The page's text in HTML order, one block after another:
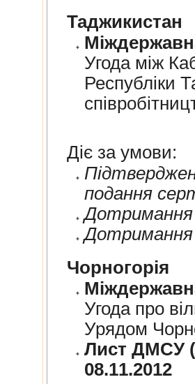
Таджикистан
Угода мiж
Республiки
Діє за умови:
подання
Дотримання
Дотримання
Чорногорія
Угода про
Урядом
Лист ДМСУ
08.11.2012